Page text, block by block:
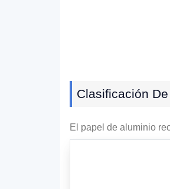
Clasificación
El papel de aluminio